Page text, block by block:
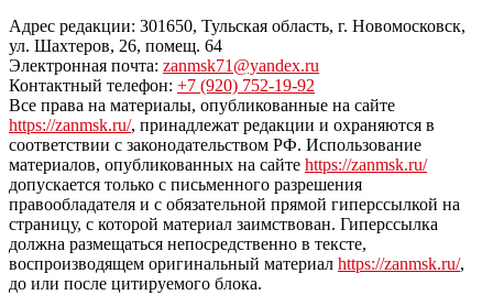
Адрес редакции: 301650, Тульская область, г. Новомосковск,
ул. Шахтеров, 26, помещ. 64
Электронная почта: zanmsk71@yandex.ru
Контактный телефон: +7 (920) 752-19-92
Все права на материалы, опубликованные на сайте
https://zanmsk.ru/, принадлежат редакции и охраняются в
соответствии с законодательством РФ. Использование
материалов, опубликованных на сайте https://zanmsk.ru/
допускается только с письменного разрешения
правообладателя и с обязательной прямой гиперссылкой на
страницу, с которой материал заимствован. Гиперссылка
должна размещаться непосредственно в тексте,
воспроизводящем оригинальный материал https://zanmsk.ru/,
до или после цитируемого блока.